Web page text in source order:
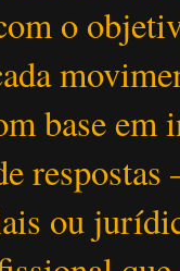
o
base em
ou